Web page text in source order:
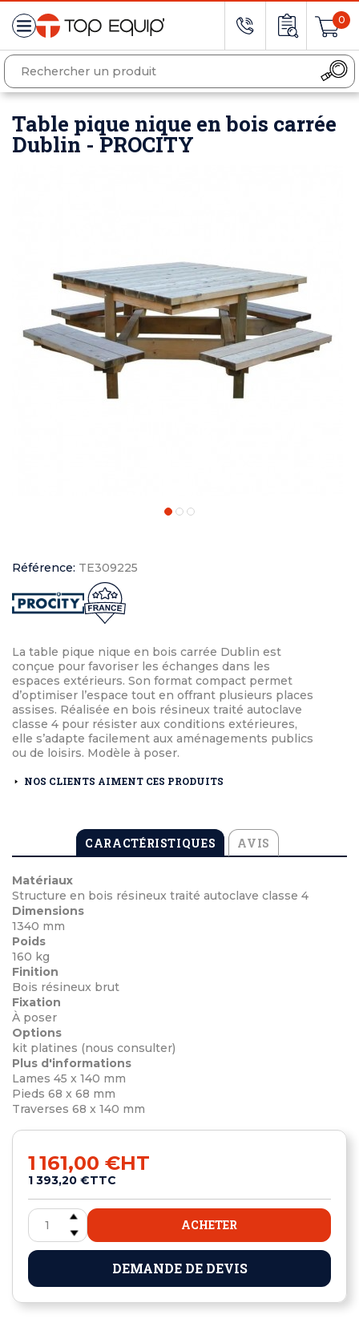
0
Table pique nique en bois carrée
Dublin - PROCITY
Référence: TE309225
La table pique nique en bois carrée Dublin est
conçue pour favoriser les échanges dans les
espaces extérieurs. Son format compact permet
d’optimiser l’espace tout en offrant plusieurs places
assises. Réalisée en bois résineux traité autoclave
classe 4 pour résister aux conditions extérieures,
elle s’adapte facilement aux aménagements publics
ou de loisirs. Modèle à poser.
NOS CLIENTS AIMENT CES PRODUITS
CARACTÉRISTIQUES AVIS
Matériaux
Structure en bois résineux traité autoclave classe 4
Dimensions
1340 mm
Poids
160 kg
Finition
Bois résineux brut
Fixation
À poser
Options
kit platines (nous consulter)
Plus d'informations
Lames 45 x 140 mm
Pieds 68 x 68 mm
Traverses 68 x 140 mm
1 161,00 €HT
1 393,20 €TTC
ACHETER
DEMANDE DE DEVIS